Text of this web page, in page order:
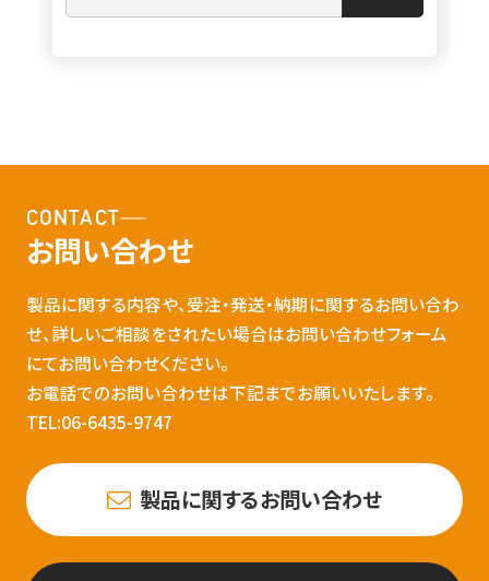
CONTACT
お問い合わせ
製品に関する内容や、受注・発送・納期に関するお問い合わ
せ、詳しいご相談をされたい場合はお問い合わせフォーム
にてお問い合わせください。
お電話でのお問い合わせは下記までお願いいたします。
TEL:06-6435-9747
製品に関するお問い合わせ